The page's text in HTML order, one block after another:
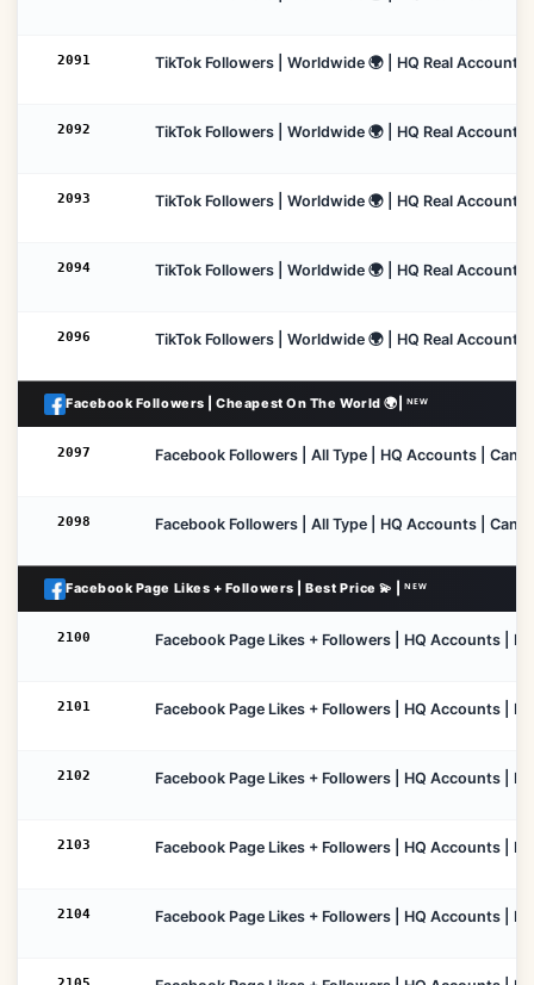
2091 TikTok Followers | Worldwide 🌍 | HQ Real
2092 TikTok Followers | Worldwide 🌍 | HQ Real
2093 TikTok Followers | Worldwide 🌍 | HQ Real
2094 TikTok Followers | Worldwide 🌍 | HQ Real
2096 TikTok Followers | Worldwide 🌍 | HQ Real
Facebook Followers | Cheapest On The World 🌍| ᴺᴱᵂ
2097 Facebook Followers | All Type | HQ Accounts |
2098 Facebook Followers | All Type | HQ Accounts |
Facebook Page Likes + Followers | Best Price 💫 | ᴺᴱᵂ
2100 Facebook Page Likes + Followers | HQ Accounts |
2101 Facebook Page Likes + Followers | HQ Accounts |
2102 Facebook Page Likes + Followers | HQ Accounts |
2103 Facebook Page Likes + Followers | HQ Accounts |
2104 Facebook Page Likes + Followers | HQ Accounts |